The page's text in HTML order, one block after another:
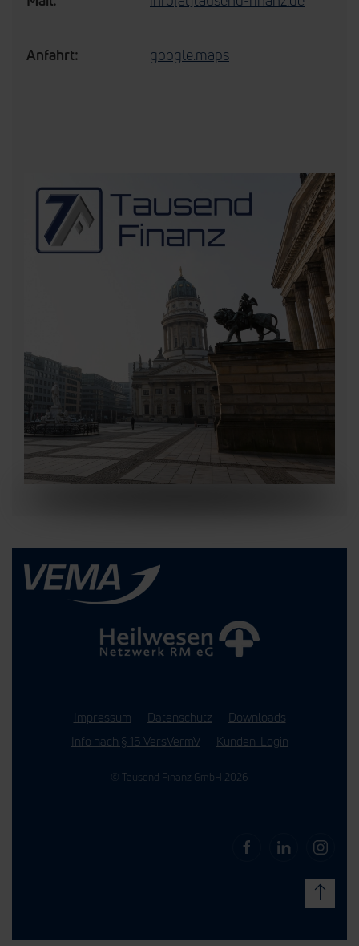
Anfahrt: google.maps
Impressum Datenschutz
Downloads
Info nach § 15 VersVermV
Kunden-Login
© Tausend Finanz GmbH 2026